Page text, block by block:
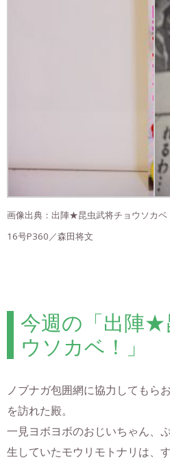
画像出典：出陣★昆虫武将チョウソカ
16号P360／森田将文
今週の「出陣★
ウソカベ！」
ノブナガ包囲網に協力してもら
を訪れた殿。
一見ヨボヨボのおじいちゃん、
生していたモウリモトナリは、